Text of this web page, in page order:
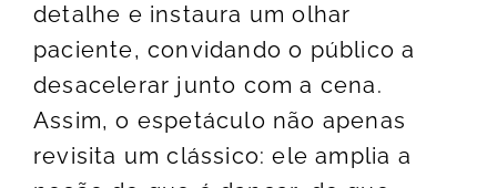
detalhe e instaura um olhar
paciente, convidando o público a
desacelerar junto com a cena.
Assim, o espetáculo não apenas
revisita um clássico: ele amplia a